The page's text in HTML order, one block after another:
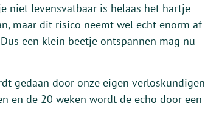
niet levensvatbaar is helaas het hartje
maar dit risico neemt wel echt enorm af
een klein beetje ontspannen mag nu
gedaan door onze eigen verloskundigen
en de 20 weken wordt de echo door een